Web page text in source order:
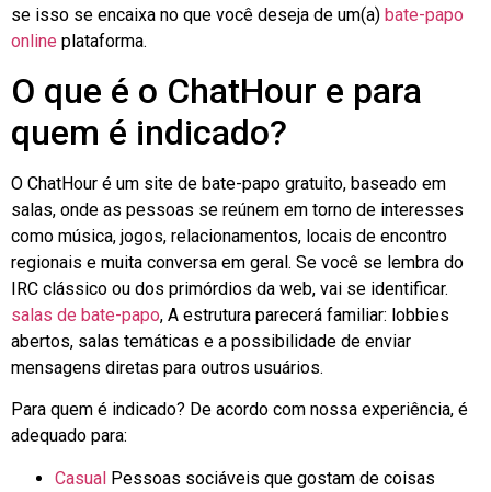
se isso se encaixa no que você deseja de um(a) bate-papo
online plataforma.
O que é o ChatHour e para
quem é indicado?
O ChatHour é um site de bate-papo gratuito, baseado em
salas, onde as pessoas se reúnem em torno de interesses
como música, jogos, relacionamentos, locais de encontro
regionais e muita conversa em geral. Se você se lembra do
IRC clássico ou dos primórdios da web, vai se identificar.
salas de bate-papo, A estrutura parecerá familiar: lobbies
abertos, salas temáticas e a possibilidade de enviar
mensagens diretas para outros usuários.
Para quem é indicado? De acordo com nossa experiência, é
adequado para:
Casual Pessoas sociáveis que gostam de coisas